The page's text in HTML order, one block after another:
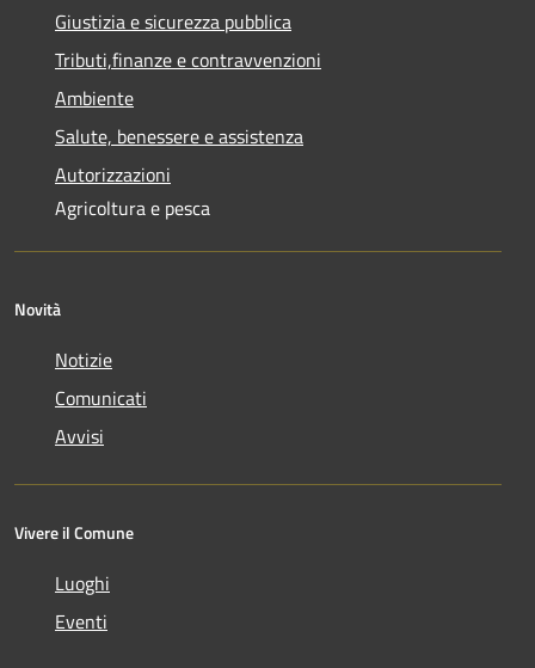
Giustizia e sicurezza pubblica
Tributi,finanze e contravvenzioni
Ambiente
Salute, benessere e assistenza
Autorizzazioni
Agricoltura e pesca
Novità
Notizie
Comunicati
Avvisi
Vivere il Comune
Luoghi
Eventi